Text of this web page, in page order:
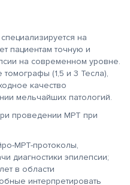
на
пациентам точную и
на современном уровне.
(1,5 и 3 Тесла),
качество
мельчайших патологий.
проведении МРТ при
МРТ-протоколы,
диагностики эпилепсии;
в области
интерпретировать